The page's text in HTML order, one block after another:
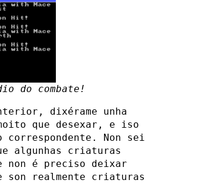
do combate!
dixérame unha
que desexar, e iso
Non sei
algunhas criaturas
non é preciso deixar
realmente criaturas